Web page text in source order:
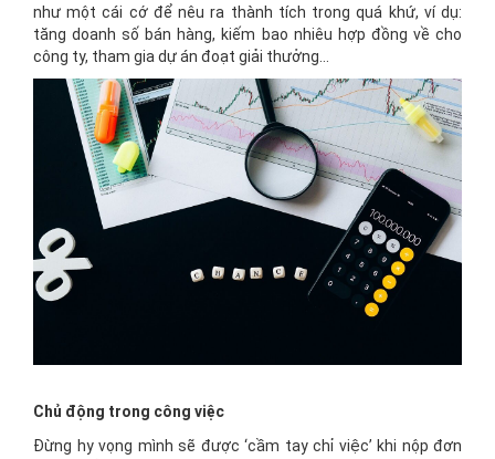
như một cái cớ để nêu ra thành tích trong quá khứ, ví dụ:
tăng doanh số bán hàng, kiếm bao nhiêu hợp đồng về cho
công ty, tham gia dự án đoạt giải thưởng…
Chủ động trong công việc
Đừng hy vọng mình sẽ được ‘cầm tay chỉ việc’ khi nộp đơn